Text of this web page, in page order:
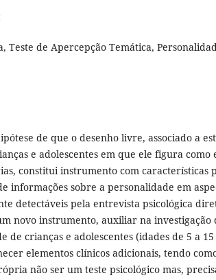
Teste de Apercepção Temática,
de que o desenho livre, associado a
e adolescentes em que ele figura como
constitui instrumento com características
informações sobre a personalidade em
detectáveis pela entrevista psicológica
novo instrumento, auxiliar na investigação
de crianças e adolescentes (idades de 5 a 15
elementos clínicos adicionais, tendo
não ser um teste psicológico mas,